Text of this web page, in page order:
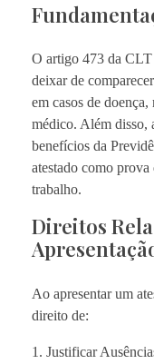
O artigo 473 da CLT
deixar de
em casos de doença,
médico. Além disso,
benefícios da
atestado como
trabalho.
Direitos
Ao apresentar um
direito de:
1. Justificar